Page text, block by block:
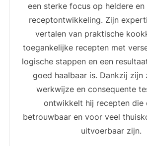
een sterke focus op heldere
receptontwikkeling. Zijn
vertalen van praktische
toegankelijke recepten met
logische stappen en een
goed haalbaar is. Dankzij zijn
werkwijze en consequente
ontwikkelt hij recepten die
betrouwbaar en voor veel
uitvoerbaar zijn.